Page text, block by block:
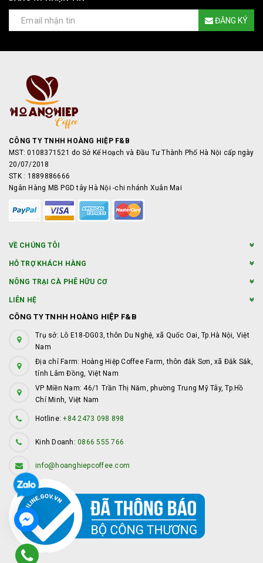
ĐĂNG KÝ
CÔNG TY TNHH HOÀNG HIỆP F&B
MST: 0108371521 do Sở Kế Hoạch và Đầu Tư Thành Phố Hà Nội cấp ngày
20/07/2018
STK : 1889886666
Ngân Hàng MB PGD tây Hà Nội -chi nhánh Xuân Mai
VỀ CHÚNG TÔI
HỖ TRỢ KHÁCH HÀNG
NÔNG TRẠI CÀ PHÊ HỮU CƠ
LIÊN HỆ
CÔNG TY TNHH HOÀNG HIỆP F&B
Trụ sở: Lô E18-DG03, thôn Du Nghệ, xã Quốc Oai, Tp.Hà Nội, Việt
Nam
Địa chỉ Farm: Hoàng Hiệp Coffee Farm, thôn đắk Sơn, xã Đắk Sắk,
tỉnh Lâm Đồng, Việt Nam
VP Miền Nam: 46/1 Trần Thị Năm, phường Trung Mỹ Tây, Tp.Hồ
Chí Minh, Việt Nam
Hotline:+84 2473 098 898
Kinh Doanh: 0866 555 766
info@hoanghiepcoffee.com